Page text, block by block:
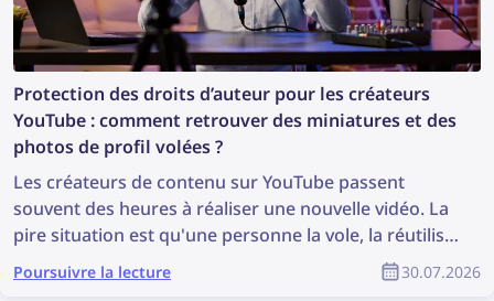
Protection des droits d’auteur pour les créateurs
YouTube : comment retrouver des miniatures et des
photos de profil volées ?
Les créateurs de contenu sur YouTube passent
souvent des heures à réaliser une nouvelle vidéo. La
pire situation est qu'une personne la vole, la réutilise
sans autorisation et que le créateur ne reçoive
aucune reconnaissance pour son travail. Comment
Poursuivre la lecture 30.07.2026